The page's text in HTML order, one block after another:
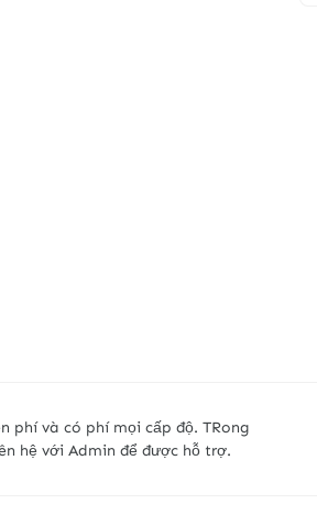
phí và có phí mọi cấp độ. TRong
hệ với Admin để được hỗ trợ.